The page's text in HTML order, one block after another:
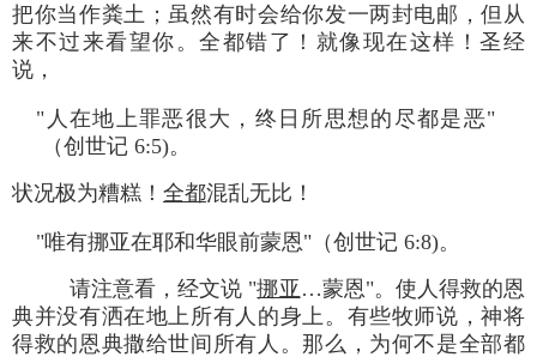
把你当作粪土；虽然有时会给你发一两封电邮，但从
来不过来看望你。全都错了！就像现在这样！圣经
说，
"人在地上罪恶很大，终日所思想的尽都是恶"
（创世记 6:5)。
状况极为糟糕！ 全都混乱无比！
"唯有挪亚在耶和华眼前蒙恩"（创世记 6:8)。
请注意看，经文说 "挪亚 …蒙恩"。使人得救的恩
典并没有洒在地上所有人的身上。有些牧师说，神将
得救的恩典撒给世间所有人。那么，为何不是全部都